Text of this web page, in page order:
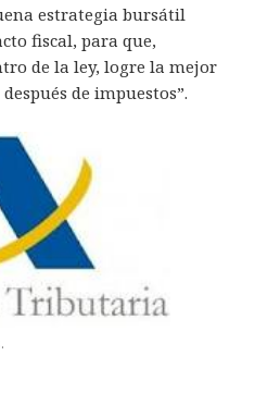
estrategia bursátil
fiscal, para que,
de la ley, logre la mejor
de impuestos”.
cita previa